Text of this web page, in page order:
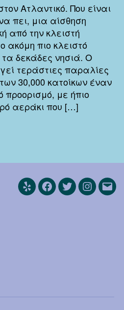
το
στη
Ατλαντικό. Που είναι
πει, μια αίσθηση
από την κλειστή
ακόμη πιο κλειστό
δεκάδες νησιά. Ο
τεράστιες παραλίες
30,000 κατοίκων έναν
προορισμό, με ήπιο
αεράκι που […]
Yelp Facebook
Twitter